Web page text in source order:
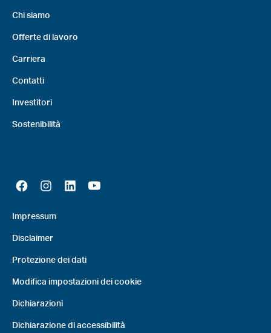
Chi siamo
Offerte di lavoro
Carriera
Contatti
Investitori
Sostenibilità
Impressum
Disclaimer
Protezione dei dati
Modifica impostazioni dei cookie
Dichiarazioni
Dichiarazione di accessibilità